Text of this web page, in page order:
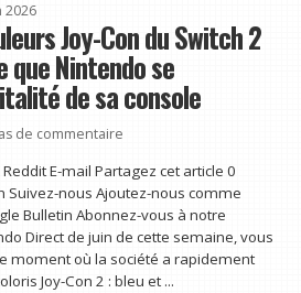
2026
Joy-Con du Switch 2
que Nintendo se
de sa console
de commentaire
E-mail Partagez cet article 0
Suivez-nous Ajoutez-nous comme
Bulletin Abonnez-vous à notre
Direct de juin de cette semaine, vous
moment où la société a rapidement
Joy-Con 2 : bleu et ...